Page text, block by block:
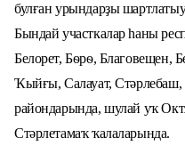
булған урындарҙы
Бындай участкалар һаны
Белорет, Бѳрѳ,
Ҡыйғы, Салауат, Стәр
райондарында, шулай уҡ
Стәрлетамаҡҡалаларында.